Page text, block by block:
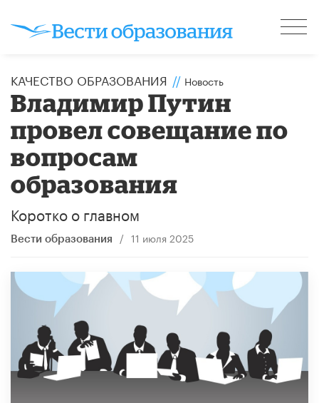
КАЧЕСТВО ОБРАЗОВАНИЯ // Новость
Владимир Путин
провел совещание по
вопросам
образования
Коротко о главном
Вести образования / 11 июля 2025